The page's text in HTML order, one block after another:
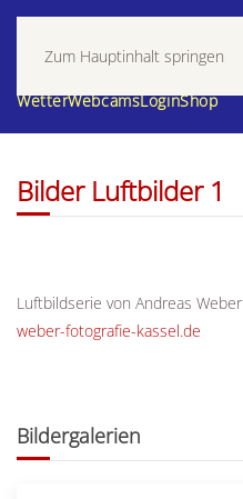
Zum Hauptinhalt springen
WetterWebcamsLoginShop
Bilder Luftbilder 1
Luftbildserie von Andreas Weber
weber-fotografie-kassel.de
Bildergalerien